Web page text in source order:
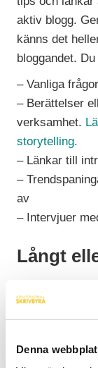
Denna
aktiv blogg.
känns det
bloggandet.
– Vanliga frågor
– Berättelser
verksamhet.
storytelling.
– Länkar till
–
av
– Intervjuer
Långt
En blogg
Tvärtom!
få rader och en